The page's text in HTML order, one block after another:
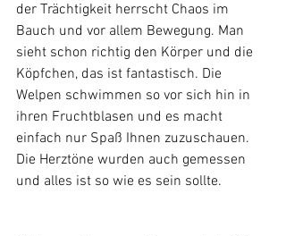
der Trächtigkeit herrscht Chaos im
Bauch und vor allem Bewegung. Man
sieht schon richtig den Körper und die
Köpfchen, das ist fantastisch. Die
Welpen schwimmen so vor sich hin in
ihren Fruchtblasen und es macht
einfach nur Spaß Ihnen zuzuschauen.
Die Herztöne wurden auch gemessen
und alles ist so wie es sein sollte.